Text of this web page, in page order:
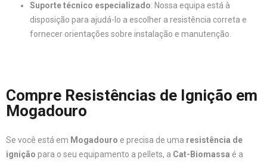
Suporte técnico especializado: Nossa equipa está à
disposição para ajudá-lo a escolher a resistência correta e
fornecer orientações sobre instalação e manutenção.
Compre Resistências de Ignição em
Mogadouro
Se você está em Mogadouro e precisa de uma resistência de
ignição para o seu equipamento a pellets, a Cat-Biomassa é a